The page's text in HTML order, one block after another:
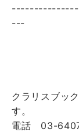
---
クラリスブッ
す。
電話 03-